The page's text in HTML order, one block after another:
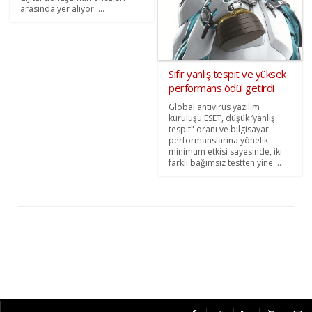
arasında yer alıyor. ...
Sıfır yanlış tespit ve yüksek
performans ödül getirdi
Global antivirüs yazılım
kuruluşu ESET, düşük ‘yanlış
tespit" oranı ve bilgisayar
performanslarına yönelik
minimum etkisi sayesinde, iki
farklı bağımsız testten yine ...